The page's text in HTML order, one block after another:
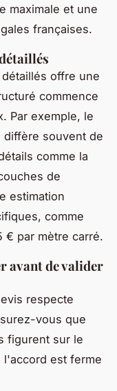
maximale et une
françaises.
offre une
commence
Par exemple, le
souvent de
comme la
de
estimation
comme
€ par mètre carré.
avant de valider
respecte
vous que
figurent sur le
l'accord est ferme